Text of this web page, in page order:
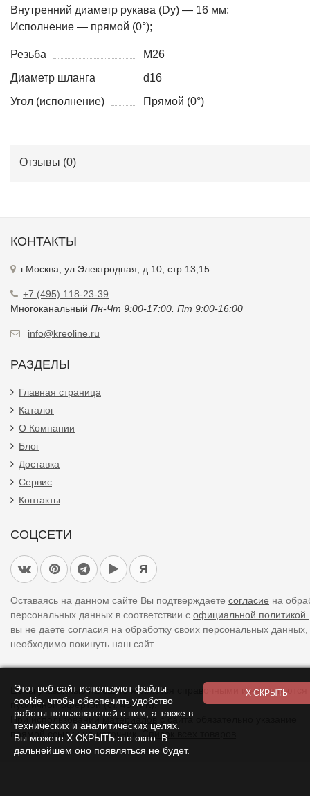
Внутренний диаметр рукава (Dy) — 16 мм;
Исполнение — прямой (0°);
Резьба
M26
Диаметр шланга
d16
Угол (исполнение)
Прямой (0°)
Отзывы (0)
КОНТАКТЫ
г.Москва, ул.Электродная, д.10, стр.13,15
+7 (495) 118-23-39
Многоканальный Пн-Чт 9:00-17:00. Пт 9:00-16:00
info@kreoline.ru
РАЗДЕЛЫ
Главная страница
Каталог
О Компании
Блог
Доставка
Сервис
Контакты
СОЦСЕТИ
Я
Оставаясь на данном сайте Вы подтверждаете согласие на
персональных данных в соответствии с официальной политикой.
вы не даете согласия на обработку своих персональных
необходимо покинуть наш сайт.
Цены указанные на сайте являются справочными и не являются
публичной офертой (ст. 437 ГК).
При использованииматериалов с сайта обязательно указание
прямой ссылки на источник.
Список всех товаров
Этот веб-сайт используют файлы
cookie, чтобы обеспечить удобство
работы пользователей с ним, а также в
технических и аналитических целях.
Вы можете Х СКРЫТЬ это окно. В
дальнейшем оно появляться не будет.